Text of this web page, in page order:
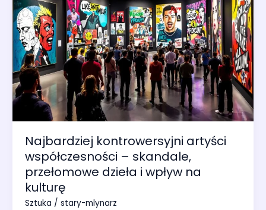
Najbardziej kontrowersyjni artyści
współczesności – skandale,
przełomowe dzieła i wpływ na
kulturę
Sztuka / stary-mlynarz